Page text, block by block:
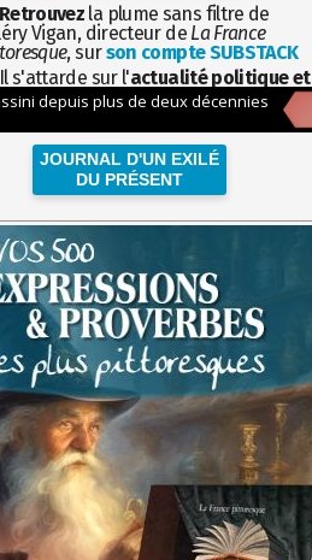
Retrouvez la plume sans filtre de
Vigan, directeur de La France
, surson compte SUBSTACK
Il s'attarde sur l'actualité politique et
avec la hauteur de vue de
JOURNAL D'UN EXILÉ
DU PRÉSENT